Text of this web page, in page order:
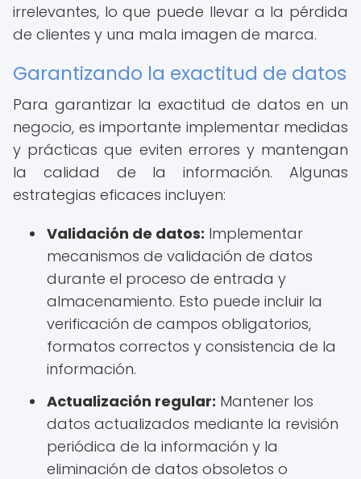
irrelevantes, lo que puede llevar a la pérdida
de clientes y una mala imagen de marca.
Garantizando la exactitud de datos
Para garantizar la exactitud de datos en un
negocio, es importante implementar medidas
y prácticas que eviten errores y mantengan
la calidad de la información. Algunas
estrategias eficaces incluyen:
Validación de datos: Implementar
mecanismos de validación de datos
durante el proceso de entrada y
almacenamiento. Esto puede incluir la
verificación de campos obligatorios,
formatos correctos y consistencia de la
información.
Actualización regular: Mantener los
datos actualizados mediante la revisión
periódica de la información y la
eliminación de datos obsoletos o